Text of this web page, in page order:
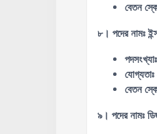
বেতন
৮। পদের নামঃ
পদসংখ্যাঃ
যোগ্যতাঃ
বেতন
৯। পদের নামঃ